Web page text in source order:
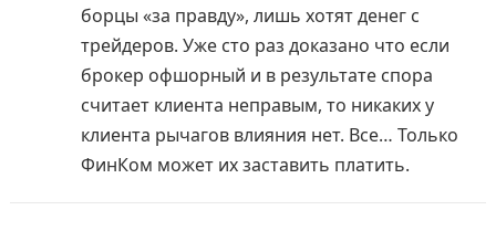
борцы «за правду», лишь хотят денег с
трейдеров. Уже сто раз доказано что если
брокер офшорный и в результате спора
считает клиента неправым, то никаких у
клиента рычагов влияния нет. Все… Только
ФинКом может их заставить платить.